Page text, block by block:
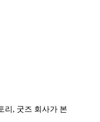
리, 굿즈 회사가 본